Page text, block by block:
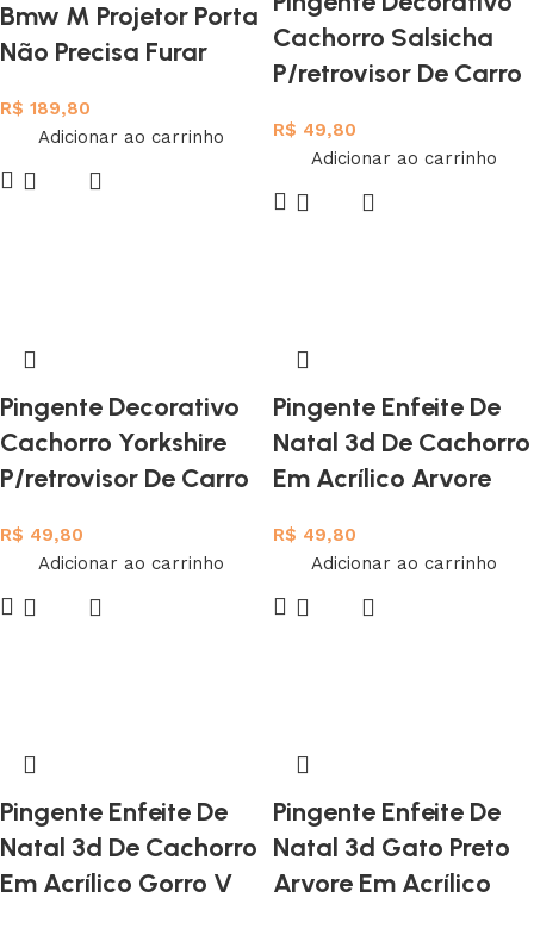
Bmw M Projetor Porta
Não Precisa Furar
R$ 189,80
Adicionar ao carrinho
Cachorro Salsicha
P/retrovisor De Carro
R$ 49,80
Adicionar ao carrinho
Pingente Decorativo
Cachorro Yorkshire
P/retrovisor De Carro
R$ 49,80
Adicionar ao carrinho
Pingente Enfeite De
Natal 3d De Cachorro
Em Acrílico Arvore
R$ 49,80
Adicionar ao carrinho
Pingente Enfeite De
Natal 3d De Cachorro
Em Acrílico Gorro V
Pingente Enfeite De
Natal 3d Gato Preto
Arvore Em Acrílico